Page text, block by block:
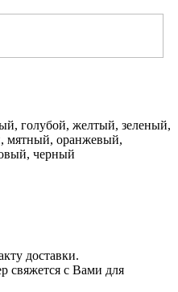
голубой, желтый, зеленый,
мятный, оранжевый,
черный
доставки.
свяжется с Вами для